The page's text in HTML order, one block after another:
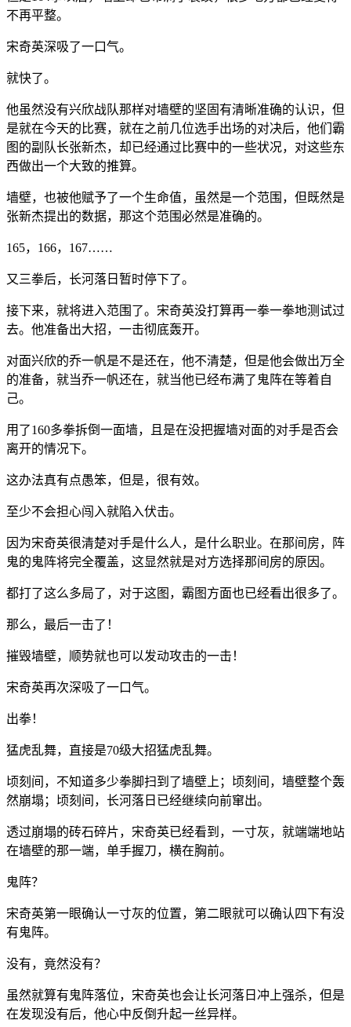
不再平整。
宋奇英深吸了一口气。
就快了。
他虽然没有兴欣战队那样对墙壁的坚固有清晰准确的认识，但
是就在今天的比赛，就在之前几位选手出场的对决后，他们霸
图的副队长张新杰，却已经通过比赛中的一些状况，对这些东
西做出一个大致的推算。
墙壁，也被他赋予了一个生命值，虽然是一个范围，但既然是
张新杰提出的数据，那这个范围必然是准确的。
165，166，167……
又三拳后，长河落日暂时停下了。
接下来，就将进入范围了。宋奇英没打算再一拳一拳地测试过
去。他准备出大招，一击彻底轰开。
对面兴欣的乔一帆是不是还在，他不清楚，但是他会做出万全
的准备，就当乔一帆还在，就当他已经布满了鬼阵在等着自
己。
用了160多拳拆倒一面墙，且是在没把握墙对面的对手是否会
离开的情况下。
这办法真有点愚笨，但是，很有效。
至少不会担心闯入就陷入伏击。
因为宋奇英很清楚对手是什么人，是什么职业。在那间房，阵
鬼的鬼阵将完全覆盖，这显然就是对方选择那间房的原因。
都打了这么多局了，对于这图，霸图方面也已经看出很多了。
那么，最后一击了！
摧毁墙壁，顺势就也可以发动攻击的一击！
宋奇英再次深吸了一口气。
出拳！
猛虎乱舞，直接是70级大招猛虎乱舞。
顷刻间，不知道多少拳脚扫到了墙壁上；顷刻间，墙壁整个轰
然崩塌；顷刻间，长河落日已经继续向前窜出。
透过崩塌的砖石碎片，宋奇英已经看到，一寸灰，就端端地站
在墙壁的那一端，单手握刀，横在胸前。
鬼阵？
宋奇英第一眼确认一寸灰的位置，第二眼就可以确认四下有没
有鬼阵。
没有，竟然没有？
虽然就算有鬼阵落位，宋奇英也会让长河落日冲上强杀，但是
在发现没有后，他心中反倒升起一丝异样。